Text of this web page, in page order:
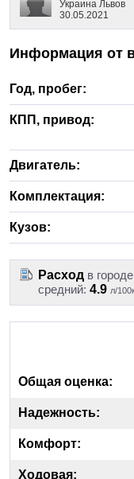
Украина Львов
30.05.2021
Информация от
Год, пробег:
КПП, привод:
Двигатель:
Комплектация:
Кузов:
Расход в
средний: 4.9 л/
Общая оценка:
Надежность:
Комфорт:
Ходовая: